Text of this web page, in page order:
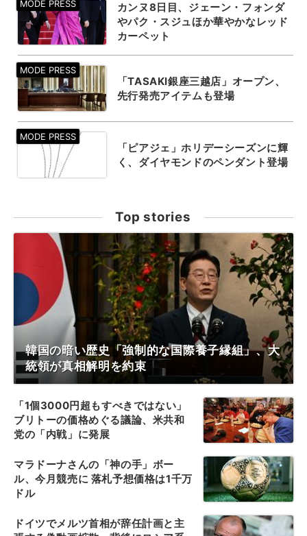
カンヌ8日目、ジェーン・フォンダ
やパク・スジュほか華やかなレッド
カーペット
「TASAKI銀座三越店」オープン、
先行発売アイテムも登場
「ピアジェ」ホリデーシーズンに輝
く、ダイヤモンドのペンダント登場
Top stories
韓国の暗い歴史「強制的な国際養子縁組」、大
統領が真相解明を約束
「1個3000円超もすべきではない」
ブリトーの価格めぐる議論、米共和
党の「内戦」に発展
マラドーナさんの「神の手」ボー
ル、今月競売に 落札予想価格は1千万
ドル
ドイツでメルツ首相が辞任計画と主